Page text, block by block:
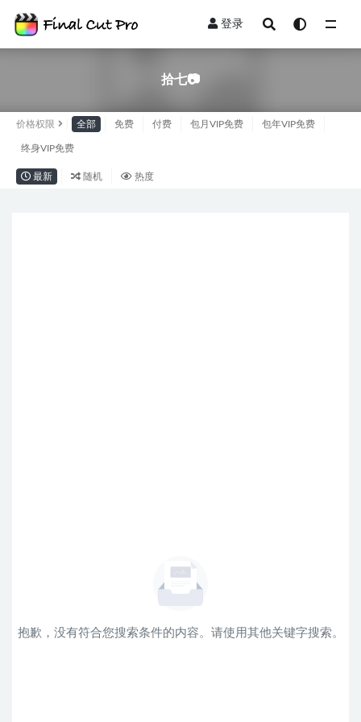
登录
拾七📷
价格权限 全部 免费 付费 包月VIP免费 包年VIP免费
终身VIP免费
最新 随机 热度
抱歉，没有符合您搜索条件的内容。请使用其他关键字搜索。